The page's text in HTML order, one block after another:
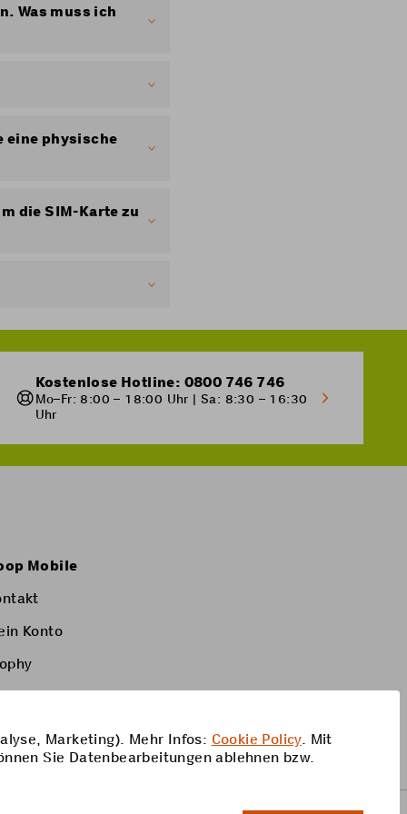
Karte dann
Was muss ich
eine physische
physische SIM-
die SIM-Karte zu
ist der
SIM-Karte kostet
entsperren?Das
haben. Sonst
Kostenlose Hotline: 0800 746 746
Mo–Fr: 8:00 – 18:00 Uhr | Sa: 8:30 – 16:30
Uhr
Mobile
Konto
Marketing). Mehr Infos: Cookie Policy. Mit
Sie Datenbearbeitungen ablehnen bzw.